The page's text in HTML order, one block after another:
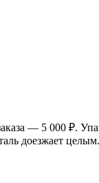
— 5 000 ₽.
доезжает